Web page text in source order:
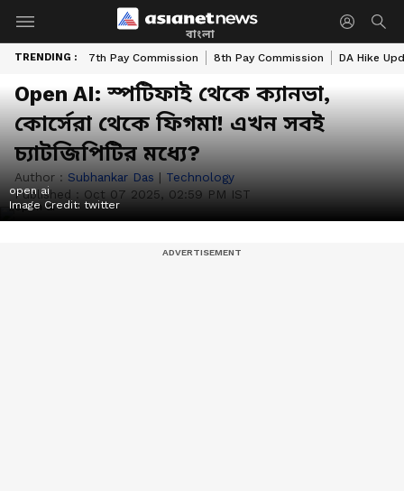
বাংলা
TRENDING : 7th Pay Commission 8th Pay Commission DA Hike
Open AI: স্পটিফাই থেকে ক্যানভা,
কোর্সেরা থেকে ফিগমা! এখন সবই
চ্যাটজিপিটির মধ্যে?
Author : Subhankar Das | Technology
Published : Oct 07 2025, 02:59 PM IST
open ai
Image Credit: twitter